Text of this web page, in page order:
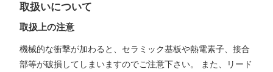
取扱いについて
取扱上の注意
機械的な衝撃が加わると、セラミック基板や熱電素子、接合
部等が破損してしまいますのでご注意下さい。 また、リード